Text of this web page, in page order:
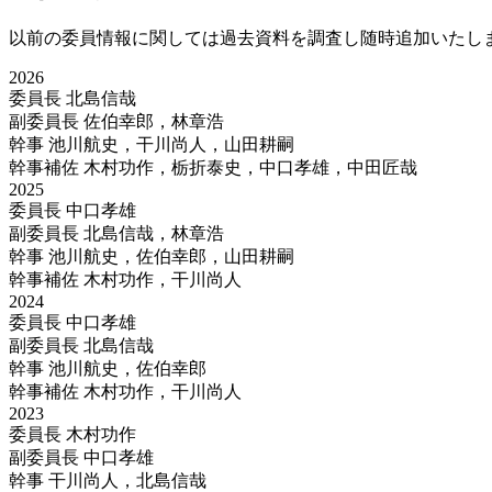
以前の委員情報に関しては過去資料を調査し随時追加いたし
2026
委員長 北島信哉
副委員長 佐伯幸郎，林章浩
幹事 池川航史，干川尚人，山田耕嗣
幹事補佐 木村功作，栃折泰史，中口孝雄，中田匠哉
2025
委員長 中口孝雄
副委員長 北島信哉，林章浩
幹事 池川航史，佐伯幸郎，山田耕嗣
幹事補佐 木村功作，干川尚人
2024
委員長 中口孝雄
副委員長 北島信哉
幹事 池川航史，佐伯幸郎
幹事補佐 木村功作，干川尚人
2023
委員長 木村功作
副委員長 中口孝雄
幹事 干川尚人，北島信哉